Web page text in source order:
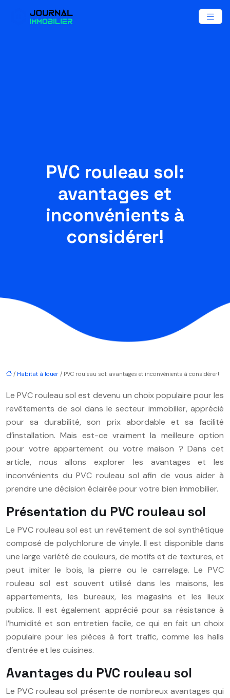
PVC rouleau sol:
avantages et
inconvénients à
considérer!
/ Habitat à louer / PVC rouleau sol: avantages et inconvénients à considérer!
Le PVC rouleau sol est devenu un choix populaire pour les
revêtements de sol dans le secteur immobilier, apprécié
pour sa durabilité, son prix abordable et sa facilité
d’installation. Mais est-ce vraiment la meilleure option
pour votre appartement ou votre maison ? Dans cet
article, nous allons explorer les avantages et les
inconvénients du PVC rouleau sol afin de vous aider à
prendre une décision éclairée pour votre bien immobilier.
Présentation du PVC rouleau sol
Le PVC rouleau sol est un revêtement de sol synthétique
composé de polychlorure de vinyle. Il est disponible dans
une large variété de couleurs, de motifs et de textures, et
peut imiter le bois, la pierre ou le carrelage. Le PVC
rouleau sol est souvent utilisé dans les maisons, les
appartements, les bureaux, les magasins et les lieux
publics. Il est également apprécié pour sa résistance à
l’humidité et son entretien facile, ce qui en fait un choix
populaire pour les pièces à fort trafic, comme les halls
d’entrée et les cuisines.
Avantages du PVC rouleau sol
Le PVC rouleau sol présente de nombreux avantages qui